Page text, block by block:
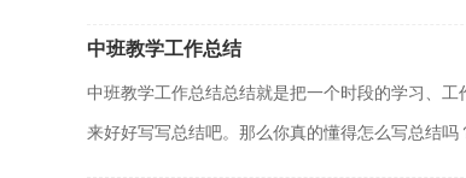
中班教学工作总结
中班教学工作总结总结就是把一个时段的学习、
来好好写写总结吧。那么你真的懂得怎么写总结吗